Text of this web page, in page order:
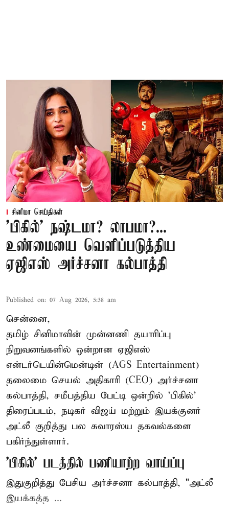
சினிமா செய்திகள்
'பிகில்' நஷ்டமா? லாபமா?...
உண்மையை வெளிப்படுத்திய
ஏஜிஎஸ் அர்ச்சனா கல்பாத்தி
Published on: 07 Aug 2026, 5:38 am
சென்னை,
தமிழ் சினிமாவின் முன்னணி தயாரிப்பு
நிறுவனங்களில் ஒன்றான ஏஜிஎஸ்
என்டர்டெயின்மென்டின் (AGS Entertainment)
தலைமை செயல் அதிகாரி (CEO) அர்ச்சனா
கல்பாத்தி, சமீபத்திய பேட்டி ஒன்றில் 'பிகில்'
திரைப்படம், நடிகர் விஜய் மற்றும் இயக்குனர்
அட்லீ குறித்து பல சுவாரஸ்ய தகவல்களை
பகிர்ந்துள்ளார்.
'பிகில்' படத்தில் பணியாற்ற வாய்ப்பு
இதுகுறித்து பேசிய அர்ச்சனா கல்பாத்தி, "அட்லீ
இயக்கத்த ...